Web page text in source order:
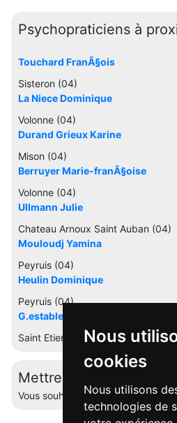
Nous
cookies
Nous utilisons
technologies de
Psychopraticiens à
Touchard FranÃ§ois
Sisteron (04)
La Niece Dominique
Volonne (04)
Durand Grieux Karine
Mison (04)
Berruyer Marie-franÃ§oise
Volonne (04)
Ullmann Julie
Chateau Arnoux Saint Auban (04)
Mouloudj Yamina
Peyruis (04)
Heulin Dominique
Peyruis (04)
G.establet Francoise-marie
Saint Etienne Les Orgues (04)
Mettre à jour cette fiche
Vous souhaitez éditer votre profil